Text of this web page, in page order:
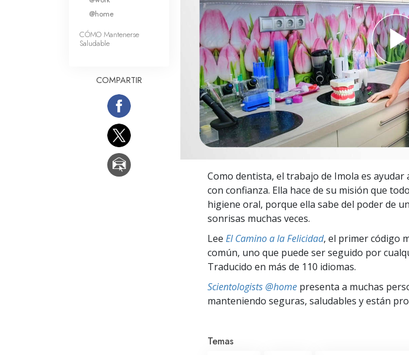
Amor y Odio: ¿Qué es Grandeza?
Como dentista, el trabajo de Imola es
con confianza. Ella hace de su misión que
higiene oral, porque ella sabe del poder de
sonrisas muchas veces.
Lee El Camino a la Felicidad, el primer código
común, uno que puede ser seguido por
Traducido en más de 110 idiomas.
Scientologists @home presenta a muchas
manteniendo seguras, saludables y están
Temas
@home
CÓMO Mantenerse
Saludable
COMPARTIR